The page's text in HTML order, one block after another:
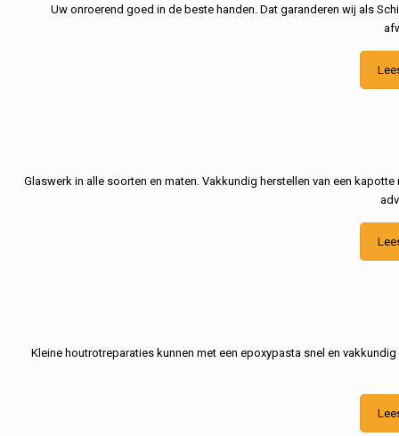
Uw onroerend goed in de beste handen. Dat garanderen wij als
Glaswerk in alle soorten en maten. Vakkundig herstellen van een
Kleine houtrotreparaties kunnen met een epoxypasta snel en